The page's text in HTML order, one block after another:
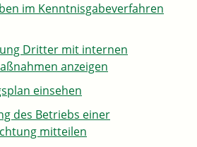
im Kenntnisgabeverfahren
Dritter mit internen
anzeigen
einsehen
des Betriebs einer
mitteilen